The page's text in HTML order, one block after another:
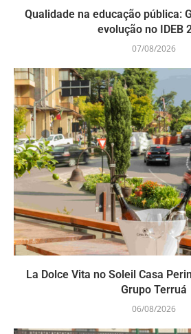
Qualidade na educação pública:
evolução no IDEB
07/08/2026
La Dolce Vita no Soleil Casa
Grupo Terruá
06/08/2026